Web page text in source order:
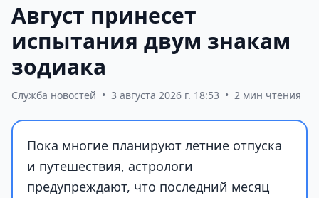
Август принесет
испытания двум знакам
зодиака
Служба новостей • 3 августа 2026 г. 18:53 • 2 мин чтения
Пока многие планируют летние отпуска
и путешествия, астрологи
предупреждают, что последний месяц